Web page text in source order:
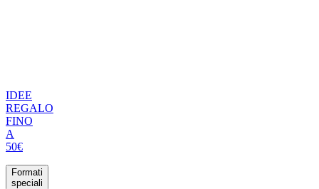
IDEE
REGALO
FINO
A
50€
Formati
speciali